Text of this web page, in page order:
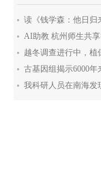
读《钱学森：他日归
AI助教 杭州师生共
越冬调查进行中，
今...
古基因组揭示6000年
遗...
我科研人员在南海发